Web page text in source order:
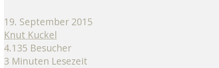
19. September 2015
Knut Kuckel
4.135 Besucher
3 Minuten Lesezeit